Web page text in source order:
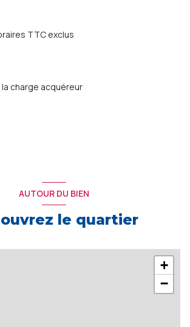
TTC exclus
charge acquéreur
AUTOUR DU BIEN
le quartier
+
−